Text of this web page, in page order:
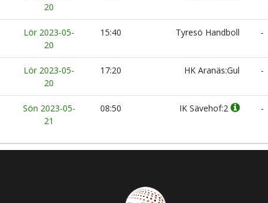
20
Lör 2023-05-
20
15:40 Tyresö Handboll -
Lör 2023-05-
20
17:20 HK Aranäs:Gul -
Sön 2023-05-
21
08:50 IK Sävehof:2 -